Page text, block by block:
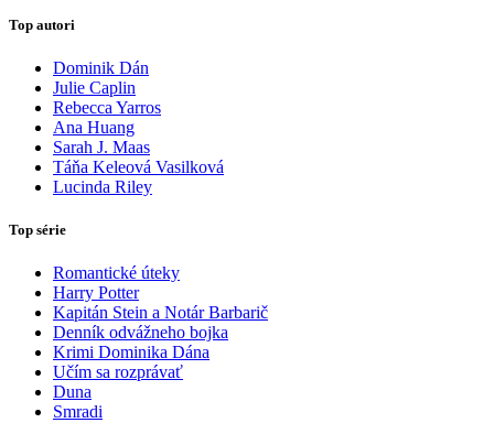
Top autori
Dominik Dán
Julie Caplin
Rebecca Yarros
Ana Huang
Sarah J. Maas
Táňa Keleová Vasilková
Lucinda Riley
Top série
Romantické úteky
Harry Potter
Kapitán Stein a Notár Barbarič
Denník odvážneho bojka
Krimi Dominika Dána
Učím sa rozprávať
Duna
Smradi